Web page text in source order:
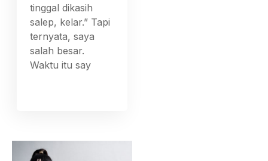
tinggal dikasih
salep, kelar.” Tapi
ternyata, saya
salah besar.
Waktu itu say